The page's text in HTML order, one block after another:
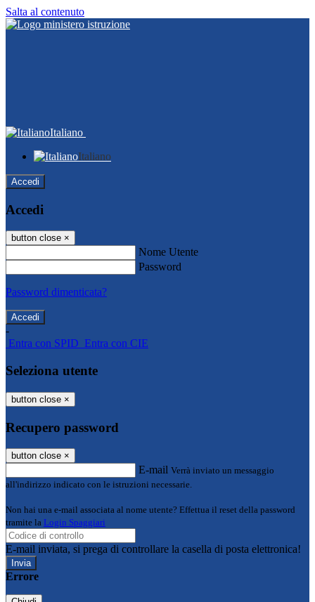
Salta al contenuto
Italiano
Italiano
Accedi
Accedi
button close ×
Nome Utente
Password
Password dimenticata?
-
Entra con SPID Entra con CIE
Seleziona utente
button close ×
Recupero password
button close ×
E-mail Verrà inviato un messaggio
all'indirizzo indicato con le istruzioni necessarie.
Non hai una e-mail associata al nome utente? Effettua il reset della password
tramite la Login Spaggiari
E-mail inviata, si prega di controllare la casella di posta elettronica!
Errore